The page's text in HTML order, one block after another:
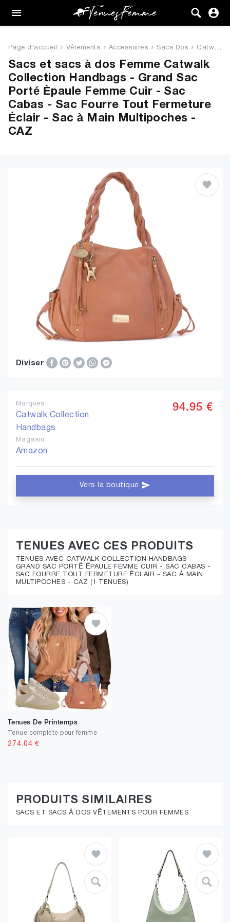
Femme
Vêtements
Chaussures
Sacs
Accessoires
Page d'accueil Vêtements Accessoires Sacs Dos Catwalk Collection Handbags - ...
Sacs et sacs à dos Femme Catwalk
Collection Handbags - Grand Sac
Porté Èpaule Femme Cuir - Sac
Cabas - Sac Fourre Tout Fermeture
Éclair - Sac à Main Multipoches -
CAZ
Diviser
Marques
Catwalk Collection
Handbags
Magasin
Amazon
94.95 €
Vers la boutique
TENUES AVEC CES PRODUITS
TENUES AVEC CATWALK COLLECTION HANDBAGS -
GRAND SAC PORTÉ ÈPAULE FEMME CUIR - SAC CABAS -
SAC FOURRE TOUT FERMETURE ÉCLAIR - SAC À MAIN
MULTIPOCHES - CAZ (1 TENUES)
Tenues De Printemps
Tenue complète pour femme
274.04 €
PRODUITS SIMILAIRES
SACS ET SACS À DOS VÊTEMENTS POUR FEMMES